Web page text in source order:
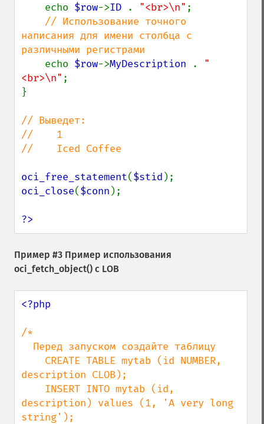
echo $row->ID . "<br>\n" ;
// Использование точного
написания для имени столбца с
различными регистрами
echo $row->MyDescription . "
<br>\n" ;
}
// Выведет:
//    1
//    Iced Coffee
oci_free_statement($stid
oci_close($conn );
?>
Пример #3 Пример использования
oci_fetch_object() с LOB
<?php
/*
description CLOB);
description) values (1, 'A very long
string');